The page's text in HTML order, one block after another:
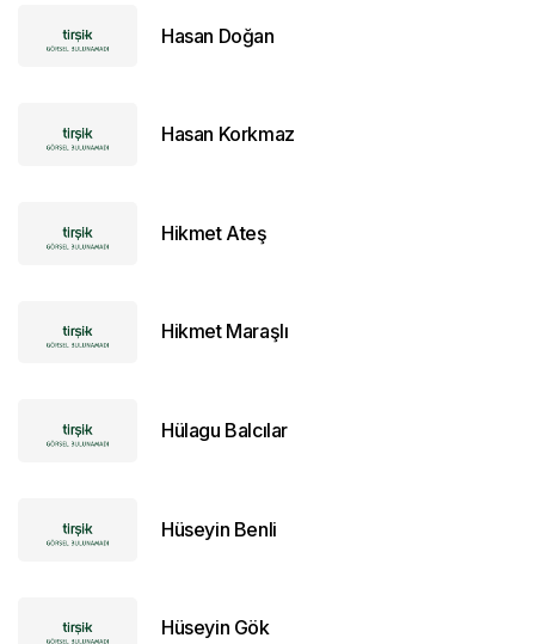
Hasan Doğan
Hasan Korkmaz
Hikmet Ateş
Hikmet Maraşlı
Hülagu Balcılar
Hüseyin Benli
Hüseyin Gök